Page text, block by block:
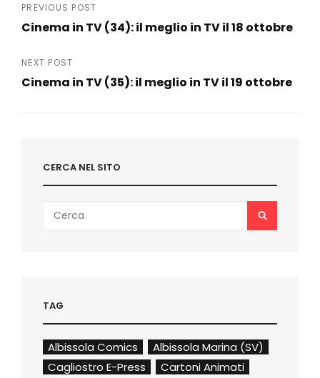
Navigazione
PREVIOUS POST
Cinema in TV (34): il meglio in TV il 18 ottobre
Post
NEXT POST
Cinema in TV (35): il meglio in TV il 19 ottobre
CERCA NEL SITO
for:
SEARCH
TAG
Albissola Comics
Albissola Marina (SV)
Cagliostro E-Press
Cartoni Animati